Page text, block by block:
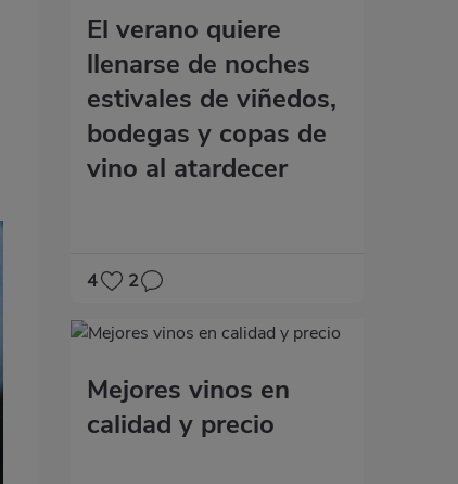
El verano quiere
llenarse de noches
estivales de viñedos,
bodegas y copas de
vino al atardecer
4 2
Mejores vinos en
calidad y precio